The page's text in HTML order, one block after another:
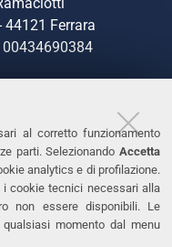
al corretto funzionamento
parti. Selezionando Accetta
analytics e di profilazione.
i cookie tecnici necessari alla
non essere disponibili. Le
momento dal menu
Ferrara
00434690384